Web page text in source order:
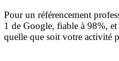
Pour un référencement
1 de Google, fiable à 98%,
quelle que soit votre activité